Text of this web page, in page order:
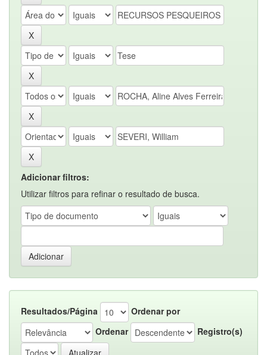
Adicionar filtros:
Utilizar filtros para refinar o resultado de busca.
Resultados/Página
Ordenar por
Ordenar
Registro(s)